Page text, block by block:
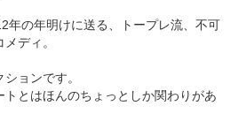
年の年明けに送る、トープレ流、不可
ディ。
ョンです。
トとはほんのちょっとしか関わりがあ